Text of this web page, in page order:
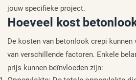
jouw specifieke project.
Hoeveel kost
De kosten van betonlook crepi kunnen
van verschillende factoren. Enkele
prijs kunnen beïnvloeden zijn: